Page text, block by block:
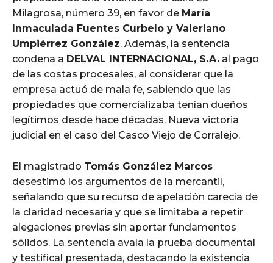
Milagrosa, número 39, en favor de María
Inmaculada Fuentes Curbelo y Valeriano
Umpiérrez González. Además, la sentencia
condena a DELVAL INTERNACIONAL, S.A. al pago
de las costas procesales, al considerar que la
empresa actuó de mala fe, sabiendo que las
propiedades que comercializaba tenían dueños
legítimos desde hace décadas. Nueva victoria
judicial en el caso del Casco Viejo de Corralejo.
El magistrado Tomás González Marcos
desestimó los argumentos de la mercantil,
señalando que su recurso de apelación carecía de
la claridad necesaria y que se limitaba a repetir
alegaciones previas sin aportar fundamentos
sólidos. La sentencia avala la prueba documental
y testifical presentada, destacando la existencia